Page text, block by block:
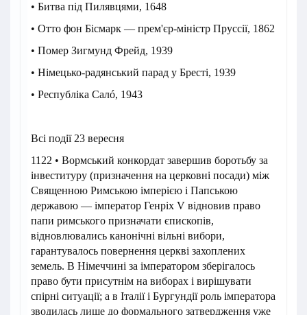
• Битва під Пилявцями, 1648
• Отто фон Бісмарк — прем'єр-міністр Пруссії, 1862
• Помер Зигмунд Фрейд, 1939
• Німецько-радянський парад у Бресті, 1939
• Республіка Салó, 1943
Всі події 23 вересня
1122 • Вормський конкордат завершив боротьбу за
інвеституру (призначення на церковні посади) між
Священною Римською імперією і Папською
державою — імператор Генріх V відновив право
папи римського призначати єпископів,
відновлювались канонічні вільні вибори,
гарантувалось повернення церкві захоплених
земель. В Німеччині за імператором зберігалось
право бути присутнім на виборах і вирішувати
спірні ситуації; а в Італії і Бургундії роль імператора
зводилась лише до формального затвердження уже